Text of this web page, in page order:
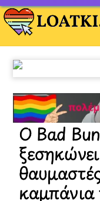
Skip
to
content
Ο Bad